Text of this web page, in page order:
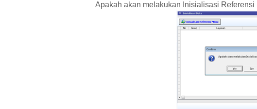
Apakah akan melakukan Inisialisasi Referensi